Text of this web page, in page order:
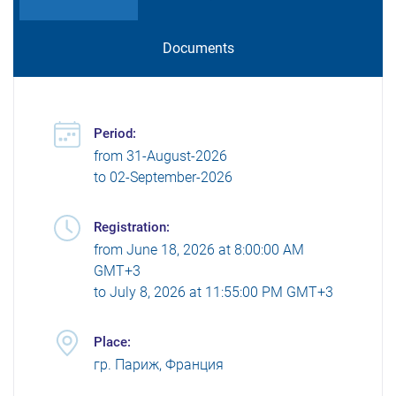
Documents
Period:
from 31-August-2026
to 02-September-2026
Registration:
from June 18, 2026 at 8:00:00 AM
GMT+3
to July 8, 2026 at 11:55:00 PM GMT+3
Place:
гр. Париж, Франция